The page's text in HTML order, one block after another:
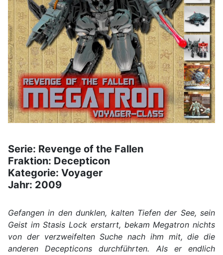
Serie: Revenge of the Fallen
Fraktion: Decepticon
Kategorie: Voyager
Jahr: 2009
Gefangen in den dunklen, kalten Tiefen der See, sein
Geist im Stasis Lock erstarrt, bekam Megatron nichts
von der verzweifelten Suche nach ihm mit, die die
anderen Decepticons durchführten. Als er endlich